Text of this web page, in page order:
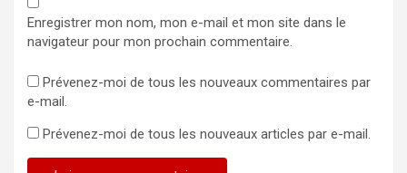
Enregistrer mon nom, mon e-mail et mon site dans le
navigateur pour mon prochain commentaire.
Prévenez-moi de tous les nouveaux commentaires par
e-mail.
Prévenez-moi de tous les nouveaux articles par e-mail.